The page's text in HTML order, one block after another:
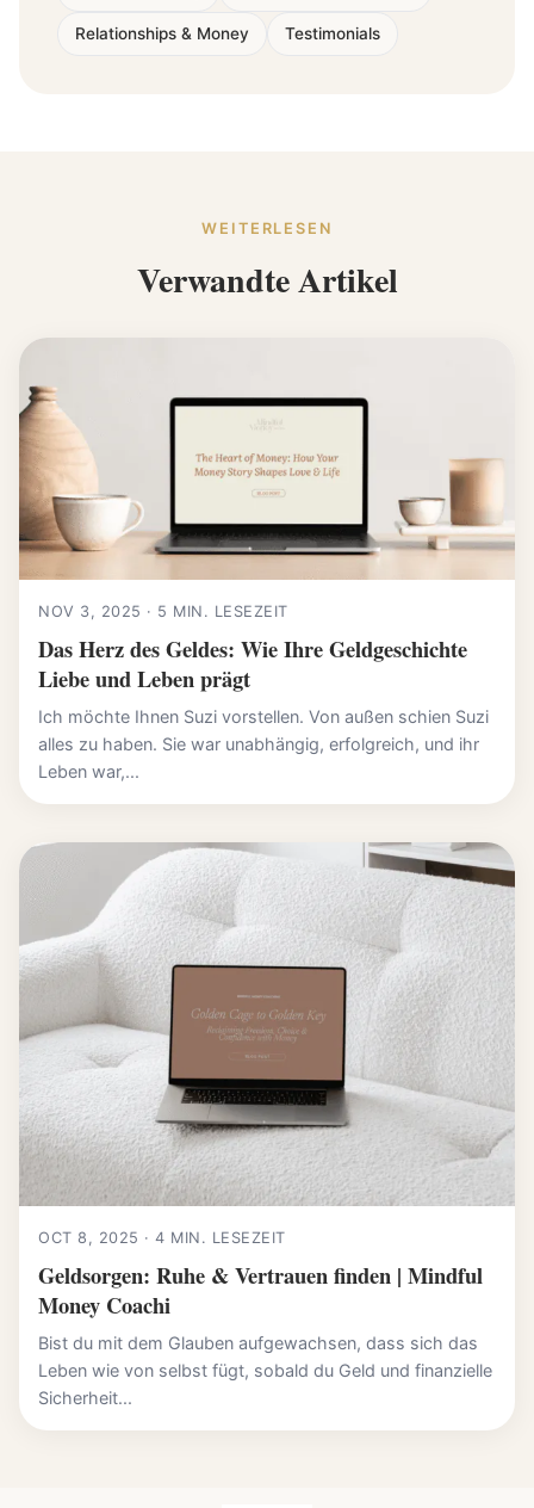
Relationships & Money Testimonials
WEITERLESEN
Verwandte Artikel
NOV 3, 2025 · 5 MIN. LESEZEIT
Das Herz des Geldes: Wie Ihre Geldgeschichte
Liebe und Leben prägt
Ich möchte Ihnen Suzi vorstellen. Von außen schien Suzi
alles zu haben. Sie war unabhängig, erfolgreich, und ihr
Leben war,...
OCT 8, 2025 · 4 MIN. LESEZEIT
Geldsorgen: Ruhe & Vertrauen finden | Mindful
Money Coachi
Bist du mit dem Glauben aufgewachsen, dass sich das
Leben wie von selbst fügt, sobald du Geld und finanzielle
Sicherheit...